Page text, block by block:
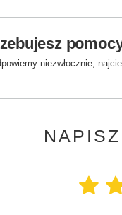
niezwłocznie,